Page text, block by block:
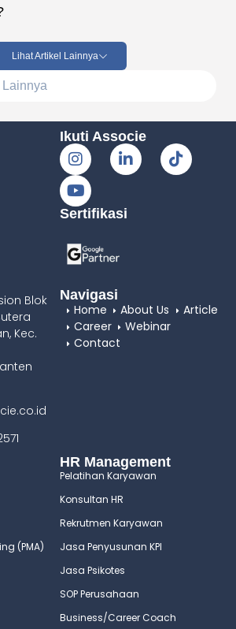
Lihat Artikel Lainnya
Blok
Kec.
Ikuti Associe
Sertifikasi
Navigasi
Home
About Us
Article
Career
Webinar
Contact
(PMA)
HR Management
Pelatihan Karyawan
Konsultan HR
Rekrutmen Karyawan
Jasa Penyusunan KPI
Jasa Psikotes
SOP Perusahaan
Business/Career Coach